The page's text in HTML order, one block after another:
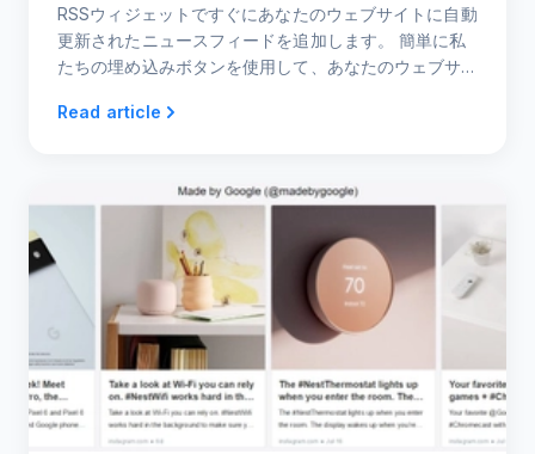
RSSウィジェットですぐにあなたのウェブサイトに自動
更新されたニュースフィードを追加します。 簡単に私
たちの埋め込みボタンを使用して、あなたのウェブサ
ンツを共有しています。
Read article